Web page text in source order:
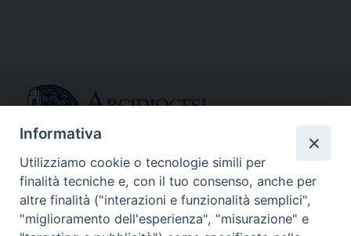
CONTATTI
info@fermodiocesi.it
pec:economato.diocesifermo@legalmail.it
Informativa
Utilizziamo cookie o tecnologie simili per
finalità tecniche e, con il tuo consenso, anche per
altre finalità ("interazioni e funzionalità semplici",
"miglioramento dell'esperienza", "misurazione" e